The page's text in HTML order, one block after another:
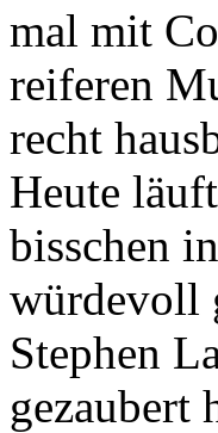
mal mit
reiferen
recht
Heute
bisschen
würdevoll
Stephen
gezaubert